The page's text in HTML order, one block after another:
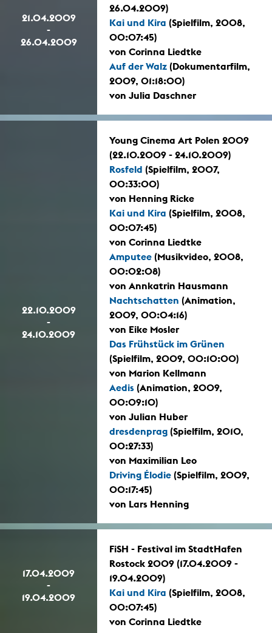
21.04.2009
-
26.04.2009
26.04.2009)
Kai und Kira (Spielfilm, 2008,
00:07:45)
von Corinna Liedtke
Auf der Walz (Dokumentarfilm,
2009, 01:18:00)
von Julia Daschner
22.10.2009
-
24.10.2009
Young Cinema Art Polen 2009
(22.10.2009 - 24.10.2009)
Rosfeld (Spielfilm, 2007,
00:33:00)
von Henning Ricke
Kai und Kira (Spielfilm, 2008,
00:07:45)
von Corinna Liedtke
Amputee (Musikvideo, 2008,
00:02:08)
von Annkatrin Hausmann
Nachtschatten (Animation,
2009, 00:04:16)
von Eike Mosler
Das Frühstück im Grünen
(Spielfilm, 2009, 00:10:00)
von Marion Kellmann
Aedis (Animation, 2009,
00:09:10)
von Julian Huber
dresdenprag (Spielfilm, 2010,
00:27:33)
von Maximilian Leo
Driving Élodie (Spielfilm, 2009,
00:17:45)
von Lars Henning
17.04.2009
-
19.04.2009
FiSH - Festival im StadtHafen
Rostock 2009 (17.04.2009 -
19.04.2009)
Kai und Kira (Spielfilm, 2008,
00:07:45)
von Corinna Liedtke